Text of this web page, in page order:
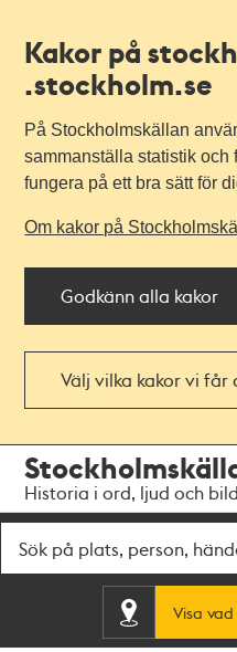
Kakor på
.stockholm.se
På Stockholmskällan
sammanställa statistik och
fungera på ett bra sätt för
Om kakor på
Godkänn alla kakor
Välj vilka kakor vi får
navigationen
huvudinnehållet
Historia i ord, ljud och bild
Visa